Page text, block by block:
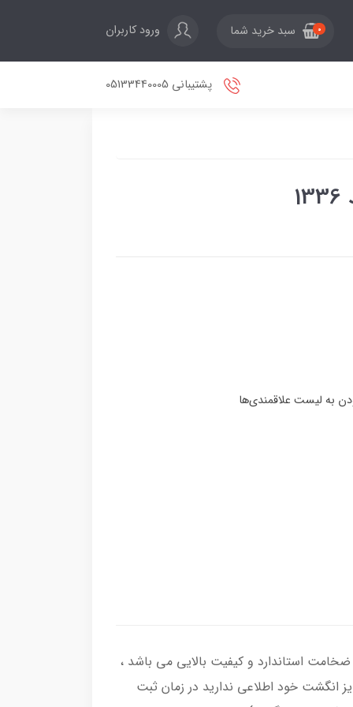
0 سبد خرید شما ورود کاربران
پشتیبانی 05133440005
انگشتر از نقره اصل با عیار بین المللی 925 ساخته شده و دارای ضخامت استاندارد و کیفیت بالایی می‌ باشد ،
انگشت خود اطلاعی ندارید در زمان ثبت